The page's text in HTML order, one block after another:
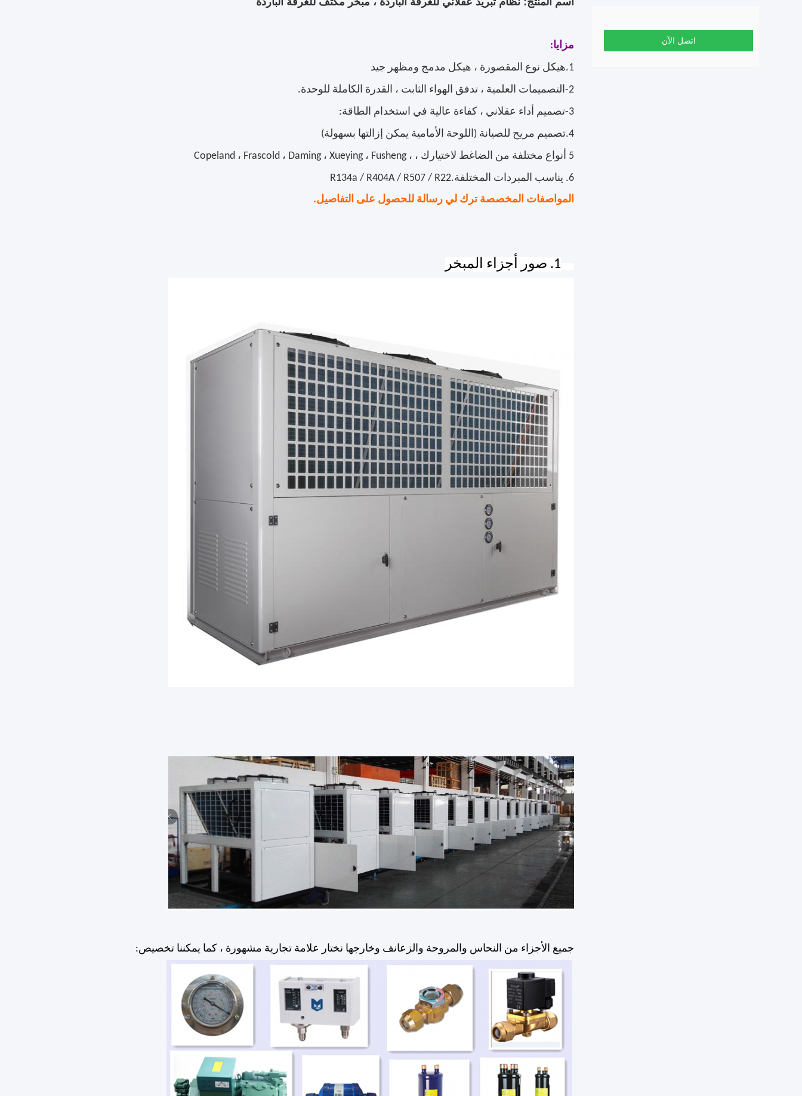
اتصل الآن
مزايا:
1.هيكل نوع المقصورة ، هيكل مدمج ومظهر جيد
2-التصميمات العلمية ، تدفق الهواء الثابت ، القدرة الكاملة للوحدة.
3-تصميم أداء عقلاني ، كفاءة عالية في استخدام الطاقة:
4.تصميم مريح للصيانة (اللوحة الأمامية يمكن إزالتها بسهولة)
5 أنواع مختلفة من الضاغط لاختيارك ، ، Copeland ، Frascold ، Daming ، Xueying ، Fusheng
6. يناسب المبردات المختلفة.R134a / R404A / R507 / R22
المواصفات المخصصة ترك لي رسالة للحصول على التفاصيل.
1. صور أجزاء المبخر
جميع الأجزاء من النحاس والمروحة والزعانف وخارجها نختار علامة تجارية مشهورة ، كما يمكننا تخصيص: